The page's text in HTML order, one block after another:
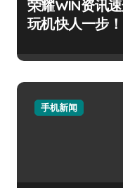
荣耀WIN资讯
玩机快人一步！
手机新闻